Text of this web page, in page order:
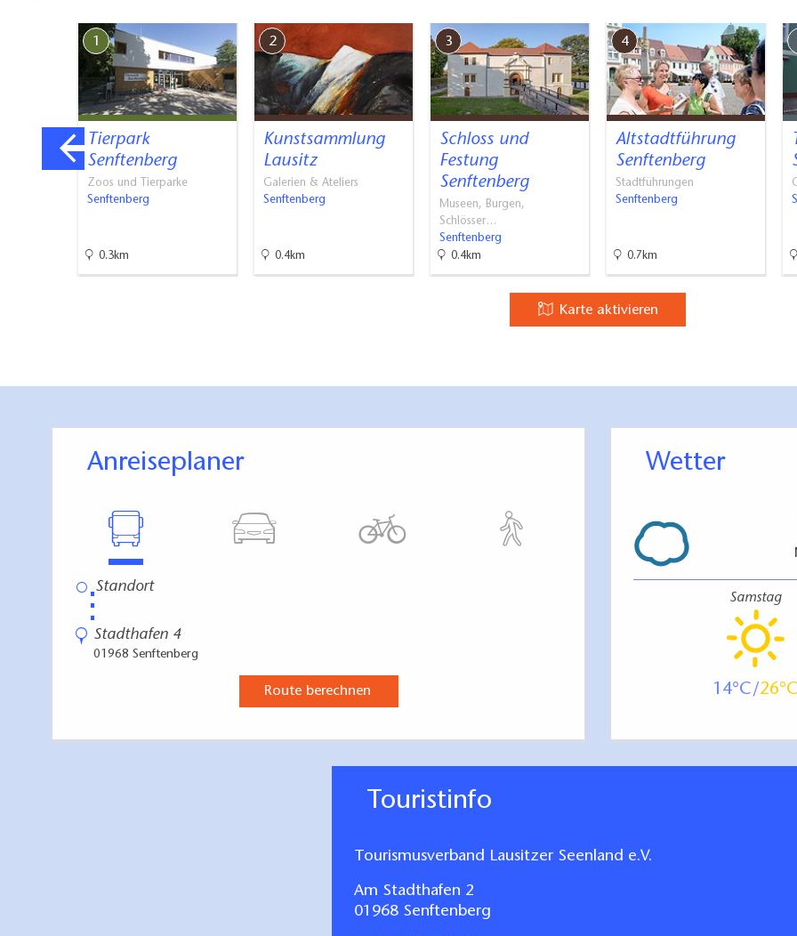
1
Tierpark
Senftenberg
Zoos und Tierparke
Senftenberg
0.3km
2
Kunstsammlung
Lausitz
Galerien & Ateliers
Senftenberg
0.4km
3
Schloss und
Festung
Senftenberg
Museen, Burgen,
Schlösser…
Senftenberg
0.4km
4
Altstadtführung
Senftenberg
Stadtführungen
Senftenberg
0.7km
Karte aktivieren
Anreiseplaner
⋮
Stadthafen 4
01968 Senftenberg
Route berechnen
Wetter
Samstag
14 26
Touristinfo
Tourismusverband Lausitzer Seenland e.V.
Am Stadthafen 2
01968 Senftenberg